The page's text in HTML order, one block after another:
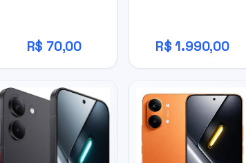
R$ 70,00 R$ 1.990,00